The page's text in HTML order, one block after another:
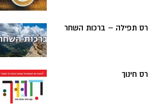
תפילה – ברכות השחר
חינוך